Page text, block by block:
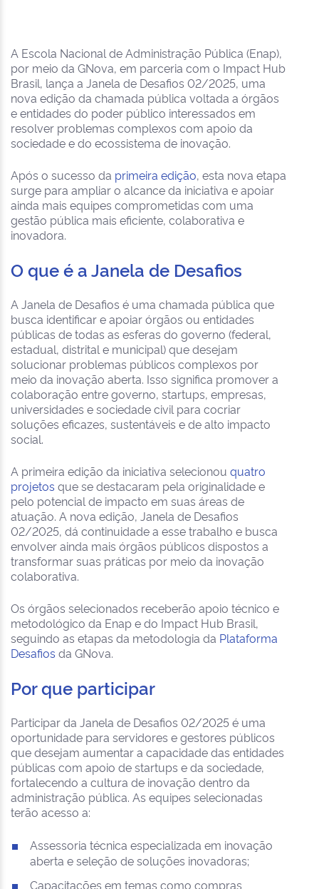
A Escola Nacional de Administração Pública (Enap),
por meio da GNova, em parceria com o Impact Hub
Brasil, lança a Janela de Desafios 02/2025, uma
nova edição da chamada pública voltada a órgãos
e entidades do poder público interessados em
resolver problemas complexos com apoio da
sociedade e do ecossistema de inovação.
Após o sucesso da primeira edição, esta nova etapa
surge para ampliar o alcance da iniciativa e apoiar
ainda mais equipes comprometidas com uma
gestão pública mais eficiente, colaborativa e
inovadora.
O que é a Janela de Desafios
A Janela de Desafios é uma chamada pública que
busca identificar e apoiar órgãos ou entidades
públicas de todas as esferas do governo (federal,
estadual, distrital e municipal) que desejam
solucionar problemas públicos complexos por
meio da inovação aberta. Isso significa promover a
colaboração entre governo, startups, empresas,
universidades e sociedade civil para cocriar
soluções eficazes, sustentáveis e de alto impacto
social.
A primeira edição da iniciativa selecionou quatro
projetos que se destacaram pela originalidade e
pelo potencial de impacto em suas áreas de
atuação. A nova edição, Janela de Desafios
02/2025, dá continuidade a esse trabalho e busca
envolver ainda mais órgãos públicos dispostos a
transformar suas práticas por meio da inovação
colaborativa.
Os órgãos selecionados receberão apoio técnico e
metodológico da Enap e do Impact Hub Brasil,
seguindo as etapas da metodologia da Plataforma
Desafios da GNova.
Por que participar
Participar da Janela de Desafios 02/2025 é uma
oportunidade para servidores e gestores públicos
que desejam aumentar a capacidade das entidades
públicas com apoio de startups e da sociedade,
fortalecendo a cultura de inovação dentro da
administração pública. As equipes selecionadas
terão acesso a:
Assessoria técnica especializada em inovação
aberta e seleção de soluções inovadoras;
Capacitações em temas como compras